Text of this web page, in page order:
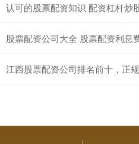
认可的股票配资知识 配资杠杆炒
股票配资公司大全 股票配资利息
江西股票配资公司排名前十，正